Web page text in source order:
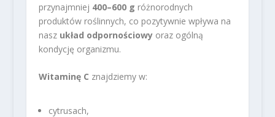
przynajmniej 400–600 g różnorodnych
produktów roślinnych, co pozytywnie wpływa na
nasz układ odpornościowyoraz ogólną
kondycję organizmu.
Witaminę C znajdziemy w:
cytrusach,